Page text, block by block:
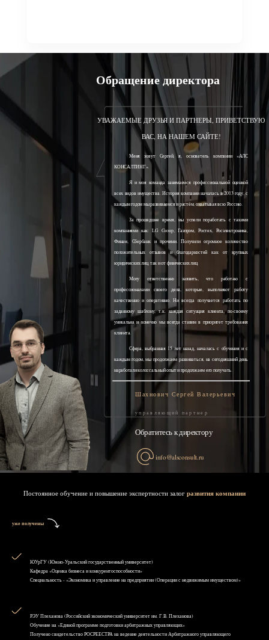
Обращение директора
УВАЖАЕМЫЕ ДРУЗЬЯ И ПАРТНЕРЫ, ПРИВЕТСТВУЮ
ВАС, НА НАШЕМ САЙТЕ!
Меня зовут Сергей, я, основатель компании «АЛС
КОНСАЛТИНГ».
Я и моя команда занимаемся профессиональной оценкой
всех видов имущества. История компании началась в 2013 году, с
каждым годом мы развиваемся и растём, охватывая всю Россию.
За прошедшее время, мы успели поработать с такими
компаниями как: LG Group, Газпром, Ростех, Росэлектроника,
Финам, Сбербанк и прочими. Получили огромное количество
положительных отзывов и благодарностей как от крупных
юридических лиц, так и от физических лиц.
Могу ответственно заявить, что работаю с
профессионалами своего дела, которые, выполняют работу
качественно и оперативно. Ни всегда получается работать по
заданному шаблону, т.к. каждая ситуация клиента, по-своему
уникальна и конечно мы всегда ставим в приоритет требования
клиента.
Сфера, выбранная 15 лет назад, началась с обучения и с
каждым годом, мы продолжаем развиваться, на сегодняшний день
наработали колоссальный опыт и продолжаем его получать.
Шахнович Сергей Валерьевич
управляющий партнер
Обратитесь к директору
info@alsconsult.ru
Постоянное обучение и повышение экспертности залог развития компании
уже получены
ЮУрГУ (Южно-Уральский государственный университет)
Кафедра «Оценка бизнеса и конкурентоспособности»
Специальность - «Экономика и управление на предприятии (Операции с недвижимым имуществом)»
РЭУ Плеханова (Российский экономический университет им. Г.В. Плеханова)
Обучение на «Единой программе подготовки арбитражных управляющих»
Получено свидетельство РОСРЕЕСТРА на ведение деятельности Арбитражного управляющего